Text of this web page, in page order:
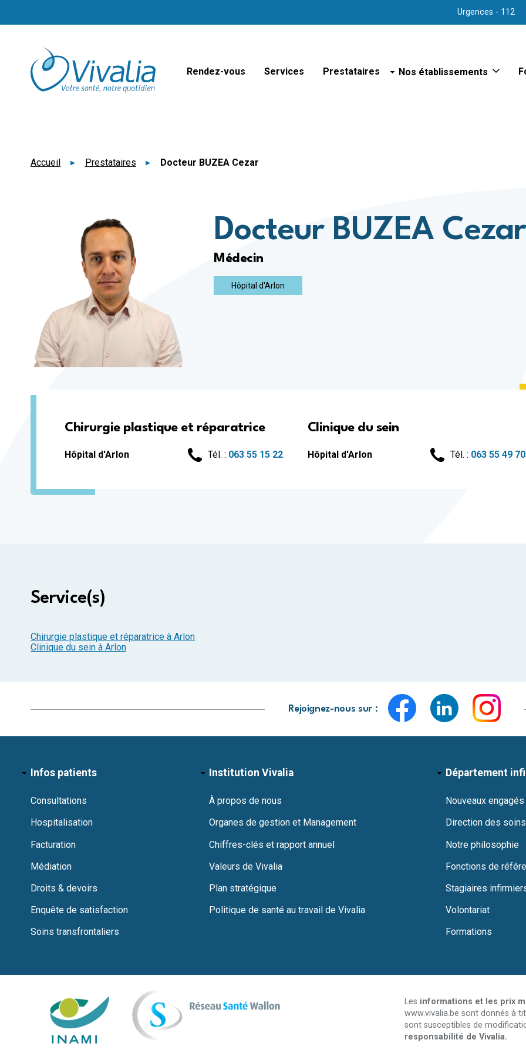
Urgences - 112
Rendez-vous Services Prestataires Nos établissements
Maison de repos
Maison de repos et de soins
HP Famenne-Ardennes à
Accueil Prestataires Docteur BUZEA Cezar
Docteur BUZEA Cezar
Médecin
Hôpital d'Arlon
Chirurgie plastique et réparatrice
Hôpital d'Arlon Tél. : 063 55 15 22
Clinique du sein
Hôpital d'Arlon Tél. : 063 55 49 70
Service(s)
Chirurgie plastique et réparatrice à Arlon
Clinique du sein à Arlon
Rejoignez-nous sur :
Infos patients
Consultations
Hospitalisation
Facturation
Médiation
Droits & devoirs
Enquête de satisfaction
Soins transfrontaliers
Institution Vivalia
À propos de nous
Organes de gestion et Management
Chiffres-clés et rapport annuel
Valeurs de Vivalia
Plan stratégique
Politique de santé au travail de Vivalia
Département
Nouveaux engagés
Direction des
Notre philosophie
Fonctions de
Stagiaires
Volontariat
Formations
Les informations et les prix
www.vivalia.be sont donnés à
sont susceptibles de
responsabilité de Vivalia.